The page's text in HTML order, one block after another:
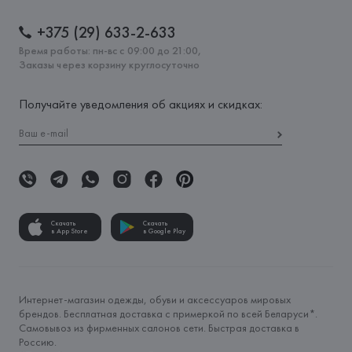
+375 (29) 633-2-633
Время работы: пн-вс с 09:00 до 21:00,
Заказы через корзину круглосуточно
Получайте уведомления об акциях и скидках:
Скачать
в App Store
Скачать
в Google Play
Интернет-магазин одежды, обуви и аксессуаров мировых
брендов. Бесплатная доставка с примеркой по всей Беларуси*.
Самовывоз из фирменных салонов сети. Быстрая доставка в
Россию.